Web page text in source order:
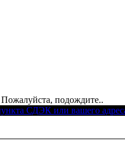
подождите..
СДЭК или вашего